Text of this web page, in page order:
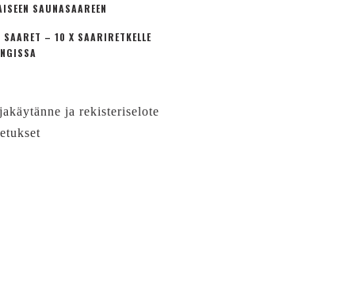
SAUNASAAREEN
SAARET – 10 X SAARIRETKELLE
ja rekisteriselote